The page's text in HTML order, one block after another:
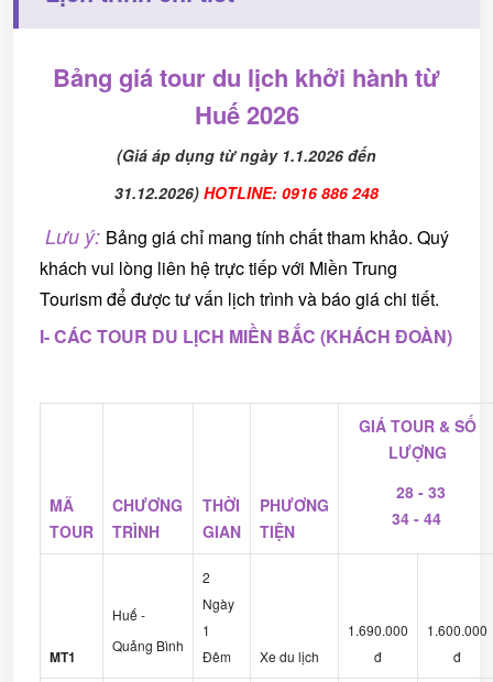
Bảng giá tour du lịch khởi hành từ
Huế 2026
(Giá áp dụng từ ngày 1.1.2026 đến
31.12.2026) HOTLINE: 0916 886 248
Lưu ý: Bảng giá chỉ mang tính chất tham khảo. Quý
khách vui lòng liên hệ trực tiếp với Miền Trung
Tourism để được tư vấn lịch trình và báo giá chi tiết.
I- CÁC TOUR DU LỊCH MIỀN BẮC (KHÁCH ĐOÀN)
MÃ
TOUR
CHƯƠNG
TRÌNH
THỜI
GIAN
PHƯƠNG
TIỆN
GIÁ TOUR & SỐ
LƯỢNG
28 - 33
34 - 44
MT1
Huế -
Quảng Bình
2
Ngày
1
Đêm
Xe du lịch
1.690.000
đ
1.600.000
đ